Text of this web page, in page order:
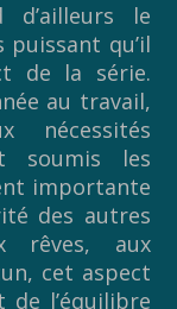
le
puissant qu’il
de la série.
au travail,
soumis les
importante
des autres
rêves, aux
cet aspect
l’équilibre